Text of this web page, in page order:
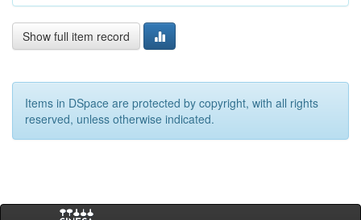
Show full item record
Items in DSpace are protected by copyright, with all rights
reserved, unless otherwise indicated.